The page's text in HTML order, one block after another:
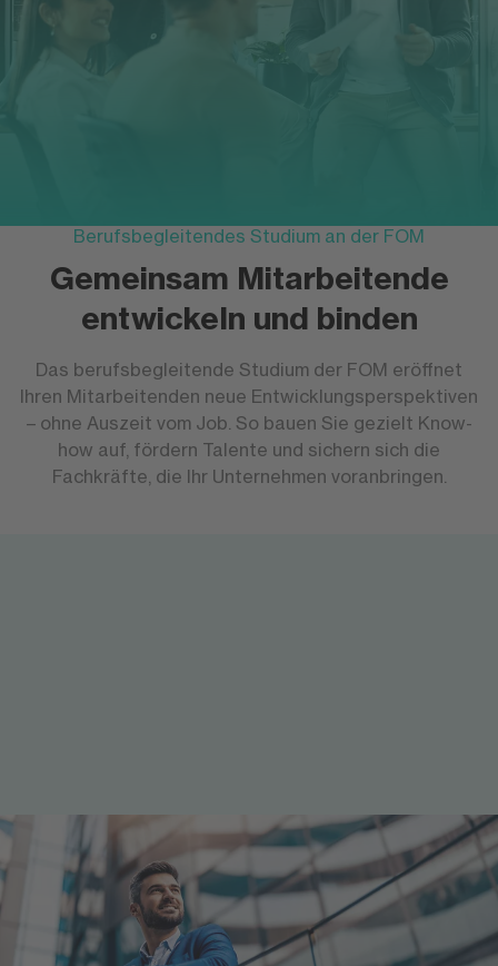
Berufsbegleitendes Studium an der FOM
Gemeinsam Mitarbeitende
entwickeln und binden
Das berufsbegleitende Studium der FOM eröffnet
Ihren Mitarbeitenden neue Entwicklungsperspektiven
– ohne Auszeit vom Job. So bauen Sie gezielt Know-
how auf, fördern Talente und sichern sich die
Fachkräfte, die Ihr Unternehmen voranbringen.
Akademische Qualifikation parallel zum Berufsalltag
Was ist das berufsbegleitende
Studium an der FOM?